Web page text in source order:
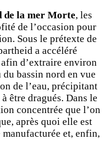
de la mer Morte, les
de l’occasion pour
Sous le prétexte de
a accéléré
d’extraire environ
bassin nord en vue
de l’eau, précipitant
être dragués. Dans le
concentrée que l’on
après quoi elle est
et, enfin,